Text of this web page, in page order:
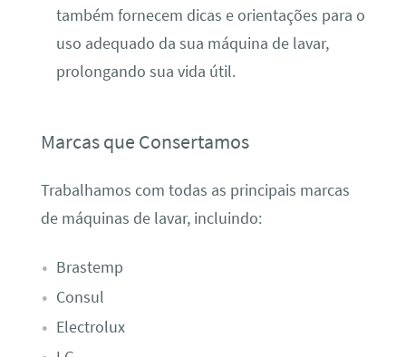
também fornecem dicas e orientações para o
uso adequado da sua máquina de lavar,
prolongando sua vida útil.
Marcas que Consertamos
Trabalhamos com todas as principais marcas
de máquinas de lavar, incluindo:
Brastemp
Consul
Electrolux